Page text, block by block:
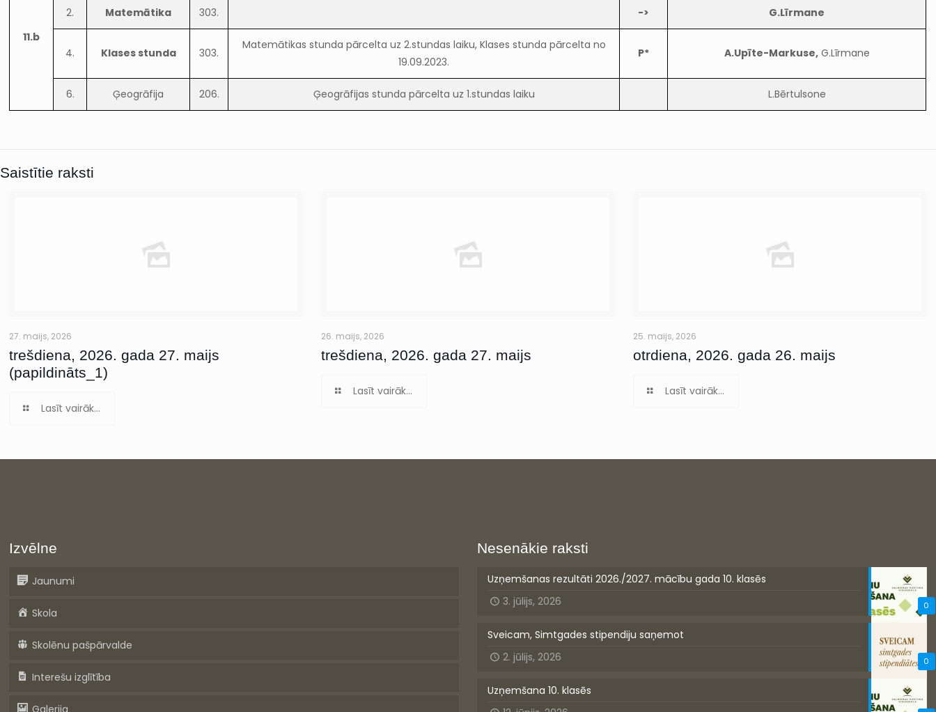
11.b
2. Matemātika 303. -> G.Līrmane
4. Klases stunda 303.
Matemātikas stunda pārcelta uz 2.stundas laiku, Klases stunda pārcelta no
19.09.2023.
P* A.Upīte-Markuse,G.Līrmane
6. Ģeogrāfija 206. Ģeogrāfijas stunda pārcelta uz 1.stundas laiku L.Bērtulsone
Saistītie raksti
27. maijs, 2026
trešdiena, 2026. gada 27. maijs
(papildināts_1)
Lasīt vairāk...
26. maijs, 2026
trešdiena, 2026. gada 27. maijs
Lasīt vairāk...
25. maijs, 2026
otrdiena, 2026. gada 26. maijs
Lasīt vairāk...
Izvēlne
Jaunumi
Skola
Skolēnu pašpārvalde
Interešu izglītība
Galerija
Nesenākie raksti
0
Uzņemšanas rezultāti 2026./2027. mācību gada 10. klasēs
3. jūlijs, 2026
0
Sveicam, Simtgades stipendiju saņemot
2. jūlijs, 2026
Uzņemšana 10. klasēs